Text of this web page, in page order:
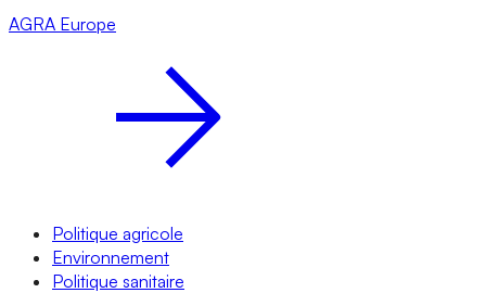
AGRA Europe
Politique agricole
Environnement
Politique sanitaire